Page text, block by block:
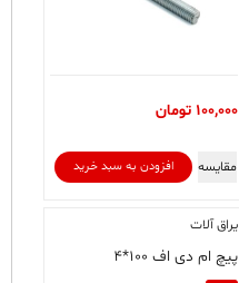
100,000 تومان
افزودن به سبد خرید مقایسه
یراق آلات
پیچ ام دی اف ۱۰۰*۴